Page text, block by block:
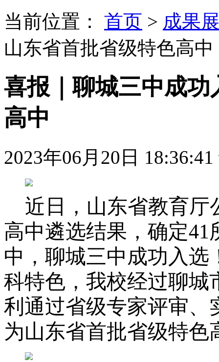
当前位置： 首页 > 成果
山东省首批省级特色高中
喜报｜聊城三中成
高中
2023年06月20日 18:36:41
近日，山东省教育厅
高中遴选结果，确定41
中 ， 聊城三中成功入选
科特色， 我校经过聊城
利通过省级专家评审、
为山东省首批省级特色